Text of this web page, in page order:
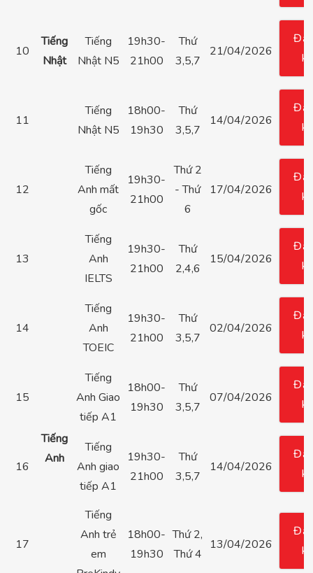
Tiếng
Nhật
10
Tiếng
Nhật N5
19h30-
21h00
Thứ
3,5,7
21/04/2026
11
Tiếng
Nhật N5
18h00-
19h30
Thứ
3,5,7
14/04/2026
12
Tiếng
Anh
Tiếng
Anh mất
gốc
19h30-
21h00
Thứ 2
- Thứ
6
17/04/2026
13
Tiếng
Anh
IELTS
19h30-
21h00
Thứ
2,4,6
15/04/2026
14
Tiếng
Anh
TOEIC
19h30-
21h00
Thứ
3,5,7
02/04/2026
15
Tiếng
Anh Giao
tiếp A1
18h00-
19h30
Thứ
3,5,7
07/04/2026
16
Tiếng
Anh giao
tiếp A1
19h30-
21h00
Thứ
3,5,7
14/04/2026
17
Tiếng
Anh trẻ
em
18h00-
19h30
Thứ 2,
Thứ 4
13/04/2026